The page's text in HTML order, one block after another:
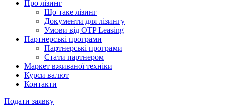
Про лізинг
Що таке лізинг
Документи для лізингу
Умови від OTP Leasing
Партнерські програми
Партнерські програми
Стати партнером
Маркет вживаної техніки
Курси валют
Контакти
Подати заявку